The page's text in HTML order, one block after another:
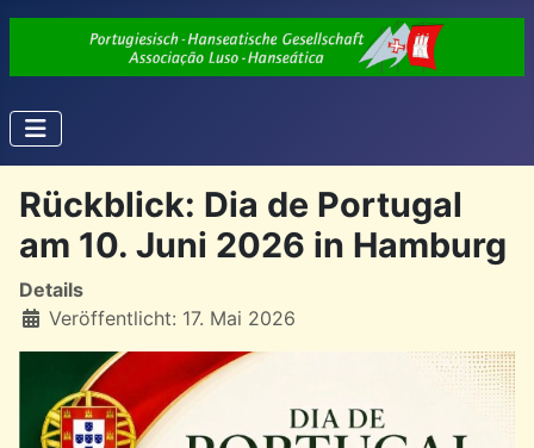
Rückblick: Dia de Portugal
am 10. Juni 2026 in Hamburg
Details
Veröffentlicht: 17. Mai 2026